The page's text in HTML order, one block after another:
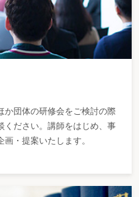
か団体の研修会をご検討の際
ください。講師をはじめ、事
・提案いたします。